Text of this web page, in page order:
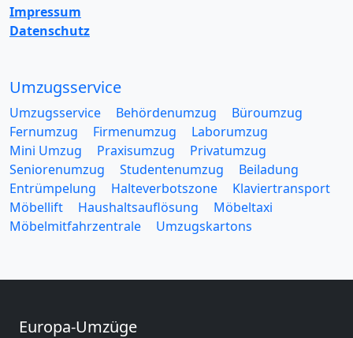
Impressum
Datenschutz
Umzugsservice
Umzugsservice Behördenumzug
Büroumzug
Fernumzug
Firmenumzug
Laborumzug
Mini Umzug
Praxisumzug
Privatumzug
Seniorenumzug
Studentenumzug
Beiladung
Entrümpelung
Halteverbotszone
Klaviertransport
Möbellift
Haushaltsauflösung
Möbeltaxi
Möbelmitfahrzentrale
Umzugskartons
Europa-Umzüge